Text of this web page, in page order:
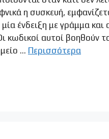
η συσκευή,
ένδειξη με γράμμα και
κωδικοί αυτοί βοηθούν
… Περισσότερα